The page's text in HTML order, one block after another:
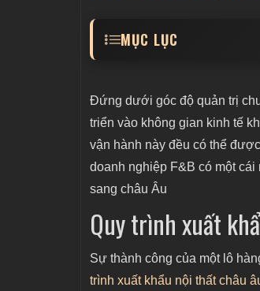
MỤC LỤC
Giấy tờ cần chuẩn bị
Rủi ro khi xuất khẩu
Lưu ý xuất khẩu nội
Kết luận
Đứng dưới góc độ quản trị
triển vào không gian kinh tế
vận hành này đều có thể
doanh nghiệp F&B có một
sang châu Âu
Quy trình xuất
Sự thành công của một lô
trình xuất khẩu nội thất châu